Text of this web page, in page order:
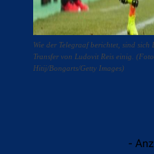
Wie der Telegraaf berichtet, sind
Transfer von Ludovit Reis einig.
Hitij/Bongarts/Getty Images)
-